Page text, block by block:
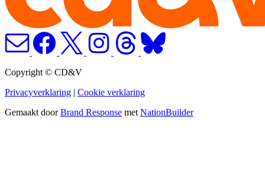
Copyright © CD&V
Privacyverklaring | Cookie verklaring
Gemaakt doorBrand Response metNationBuilder